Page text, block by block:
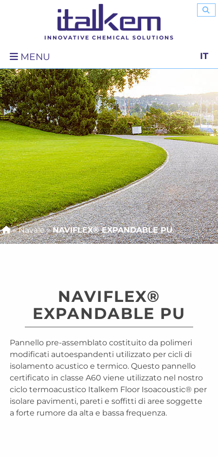
INNOVATIVE CHEMICAL SOLUTIONS
MENU IT
»Navale»NAVIFLEX® EXPANDABLE PU
NAVIFLEX®
EXPANDABLE PU
Pannello pre-assemblato costituito da polimeri
modificati autoespandenti utilizzato per cicli di
isolamento acustico e termico. Questo pannello
certificato in classe A60 viene utilizzato nel nostro
ciclo termoacustico Italkem Floor Isoacoustic® per
isolare pavimenti, pareti e soffitti di aree soggette
a forte rumore da alta e bassa frequenza.